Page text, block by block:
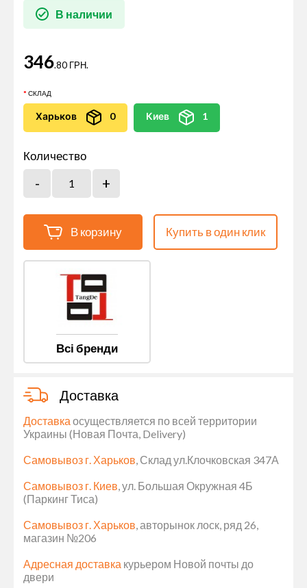
В наличии
346.80 ГРН.
СКЛАД
Харьков 0 Киев 1
Количество
В корзину Купить в один клик
Всі бренди
Доставка
Доставка осуществляется по всей территории
Украины (Новая Почта, Delivery)
Самовывоз г. Харьков, Склад ул.Клочковская 347А
Самовывоз г. Киев, ул. Большая Окружная 4Б
(Паркинг Тиса)
Самовывоз г. Харьков, авторынок лоск, ряд 26,
магазин №206
Адресная доставка курьером Новой почты до
двери